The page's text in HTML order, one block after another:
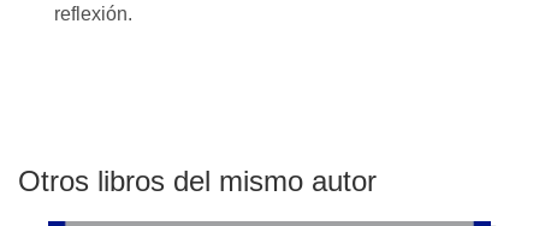
reflexión.
Otros libros del mismo autor